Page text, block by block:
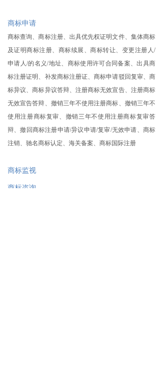
商标申请
商标查询、商标注册、出具优先权证明文件、集体商标
及证明商标注册、商标续展、商标转让、变更注册人/
申请人/的名义/地址、商标使用许可合同备案、出具商
标注册证明、补发商标注册证、商标申请驳回复审、商
标异议、商标异议答辩、注册商标无效宣告、注册商标
无效宣告答辩、撤销三年不使用注册商标、撤销三年不
使用注册商标复审、撤销三年不使用注册商标复审答
辩、撤回商标注册申请/异议申请/复审/无效申请、商标
注销、驰名商标认定、海关备案、商标国际注册
商标监视
商标咨询